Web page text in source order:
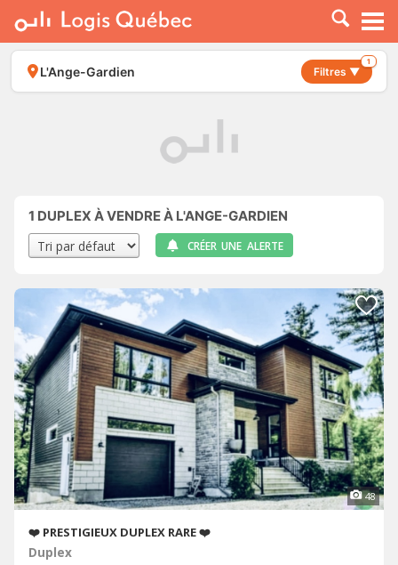
À LOUER
À VENDRE
PLACER UNE ANNONCE
L'Ange-Gardien Filtres ▼
1
1 DUPLEX À VENDRE À L'ANGE-GARDIEN
CRÉER UNE ALERTE
48
❤️ PRESTIGIEUX DUPLEX RARE ❤️
Duplex